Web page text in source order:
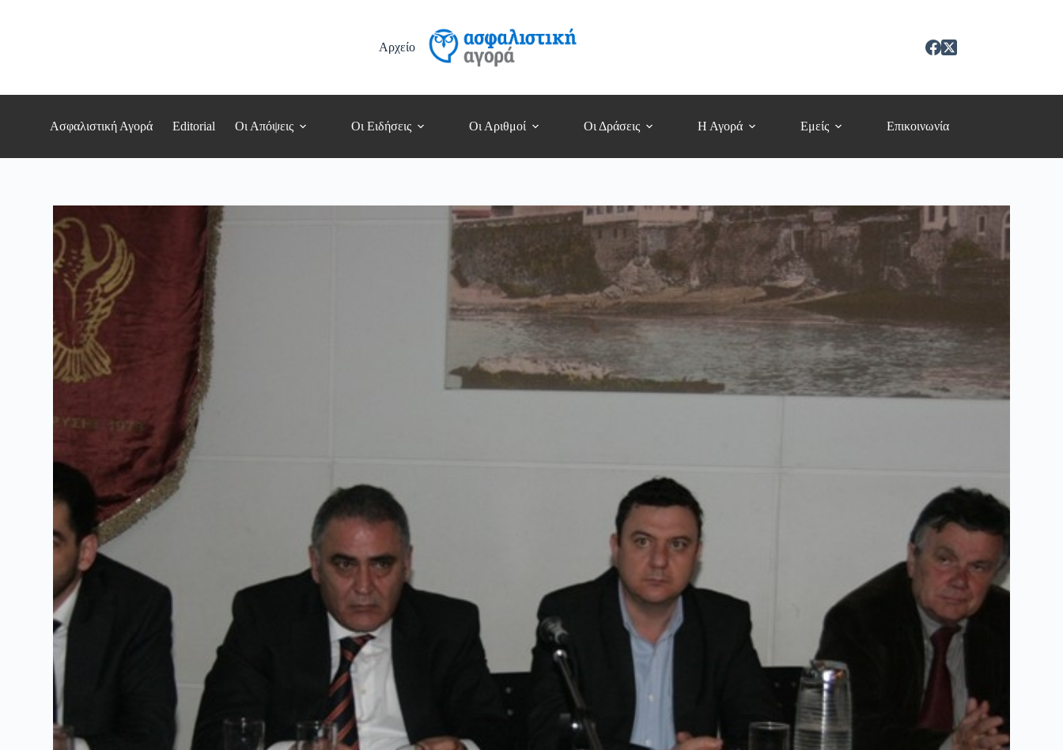
Αρχείο
Ασφαλιστική Αγορά Editorial Οι Απόψεις Οι Ειδήσεις Οι Αριθμοί Οι Δράσεις Η Αγορά Εμείς Επικοινωνία